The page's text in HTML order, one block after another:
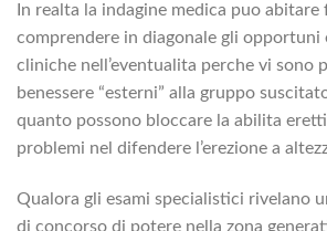
In realta la indagine medica puo
comprendere in diagonale gli opportuni
cliniche nell’eventualita perche vi sono
benessere “esterni” alla gruppo
quanto possono bloccare la abilita
problemi nel difendere l’erezione a
Qualora gli esami specialistici rivelano
di concorso di potere nella zona